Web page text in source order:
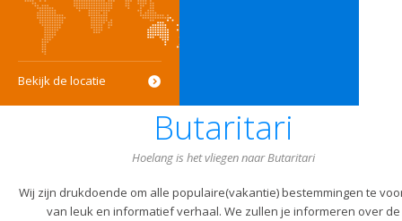
Bekijk de locatie
Butaritari
Hoelang is het vliegen naar Butaritari
Wij zijn drukdoende om alle populaire(vakantie) bestemmingen te
van leuk en informatief verhaal. We zullen je informeren over de